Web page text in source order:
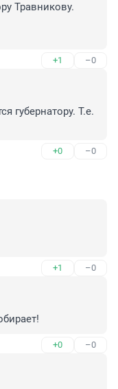
Травникову.
+1 –0
губернатору. Т.е.
+0 –0
+1 –0
+0 –0